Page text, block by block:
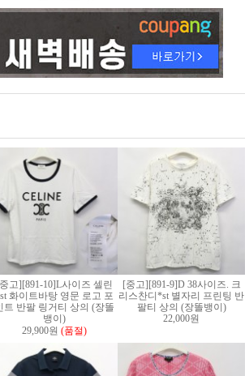
고][891-10]L사이즈 셀린
화이트바탕 영문 로고 포
트 반팔 링거티 상의 (장똘
뱅이)
29,900원 (품절)
[중고][891-9]D 38사이즈. 크
리스찬디*st 별자리 프린팅 반
팔티 상의 (장똘뱅이)
22,000원